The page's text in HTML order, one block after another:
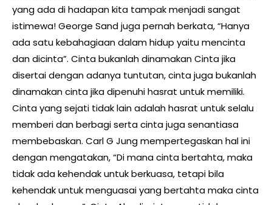
yang ada di hadapan kita tampak menjadi sangat
istimewa! George Sand juga pernah berkata, “Hanya
ada satu kebahagiaan dalam hidup yaitu mencinta
dan dicinta”. Cinta bukanlah dinamakan Cinta jika
disertai dengan adanya tuntutan, cinta juga bukanlah
dinamakan cinta jika dipenuhi hasrat untuk memiliki.
Cinta yang sejati tidak lain adalah hasrat untuk selalu
memberi dan berbagi serta cinta juga senantiasa
membebaskan. Carl G Jung mempertegaskan hal ini
dengan mengatakan, “Di mana cinta bertahta, maka
tidak ada kehendak untuk berkuasa, tetapi bila
kehendak untuk menguasai yang bertahta maka cinta